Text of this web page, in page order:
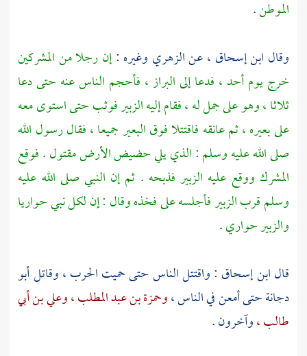
الموطن.
وقال ابن إسحاق ،عنالزهري وغيره :إن رجلا من المشركين
خرج يومأحد ، فدعا إلى البراز ، فأحجم الناس عنه حتى دعا
ثلاثا ، وهو على جمل له ، فقام إليهالزبيرفوثب حتى استوى معه
على بعيره ، ثم عانقه فاقتتلا فوق البعير جميعا ، فقال رسول الله
صلى الله عليه وسلم : الذي يلي حضيض الأرض مقتول . فوقع
المشرك ووقع عليه الزبير فذبحه . ثم إن النبي صلى الله عليه
وسلم قربالزبيرفأجلسه على فخذه وقال : إن لكل نبي حواريا
والزبيرحواري.
قالابن إسحاق : واقتتل الناس حتى حميت الحرب ، وقاتلأبو
دجانةحتى أمعن في الناس ،وحمزة بن عبد المطلب ،وعلي بن أبي
طالب ،وآخرون .